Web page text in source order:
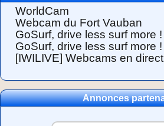
WorldCam
Webcam du Fort Vauban
GoSurf, drive less surf more
GoSurf, drive less surf more
[IWILIVE] Webcams en direct
Annonces